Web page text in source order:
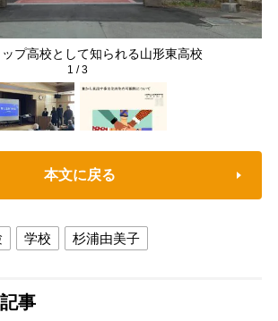
プ高校として知られる山形東高校
1 /3
本文に戻る
学校 杉浦由美子
事